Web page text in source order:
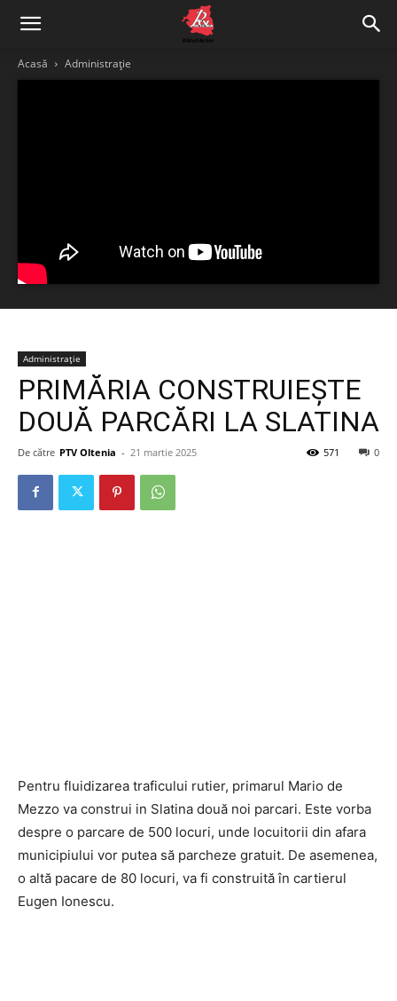
Acasă Administrație
Administrație
PRIMĂRIA CONSTRUIEȘTE
DOUĂ PARCĂRI LA SLATINA
De către PTV Oltenia - 21 martie 2025 0
571
Pentru fluidizarea traficului rutier, primarul Mario de
Mezzo va construi in Slatina două noi parcari. Este vorba
despre o parcare de 500 locuri, unde locuitorii din afara
municipiului vor putea să parcheze gratuit. De asemenea,
o altă pacare de 80 locuri, va fi construită în cartierul
Eugen Ionescu.